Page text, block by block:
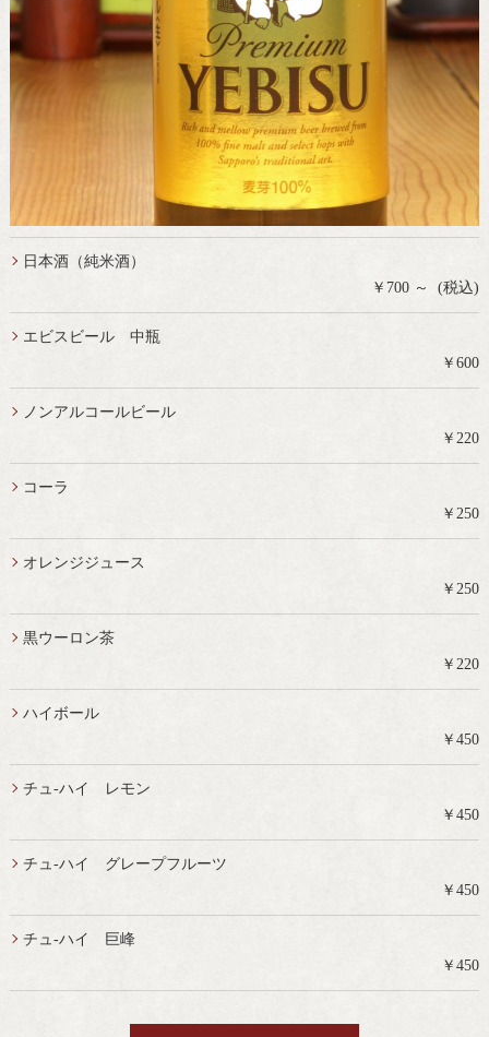
日本酒（純米酒）
￥700 ～ (税込)
エビスビール 中瓶
￥600
ノンアルコールビール
￥220
コーラ
￥250
オレンジジュース
￥250
黒ウーロン茶
￥220
ハイボール
￥450
チュ-ハイ レモン
￥450
チュ-ハイ グレープフルーツ
￥450
チュ-ハイ 巨峰
￥450